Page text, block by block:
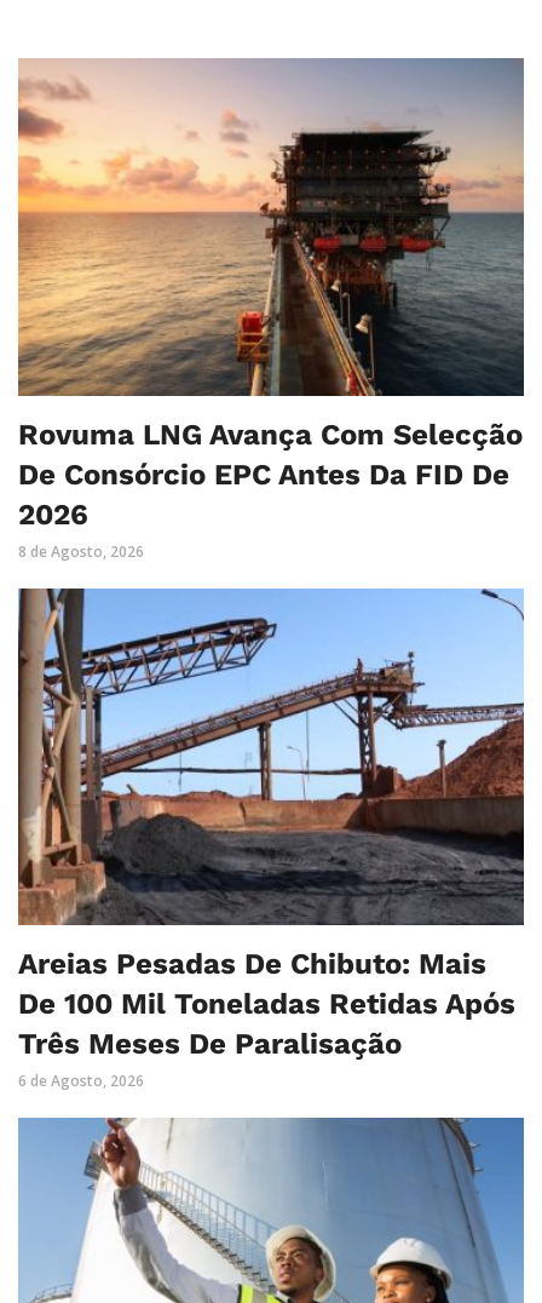
Rovuma LNG Avança Com Selecção
De Consórcio EPC Antes Da FID De
2026
8 de Agosto, 2026
Areias Pesadas De Chibuto: Mais
De 100 Mil Toneladas Retidas Após
Três Meses De Paralisação
6 de Agosto, 2026